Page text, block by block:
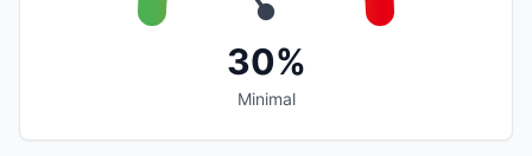
30%
Minimal